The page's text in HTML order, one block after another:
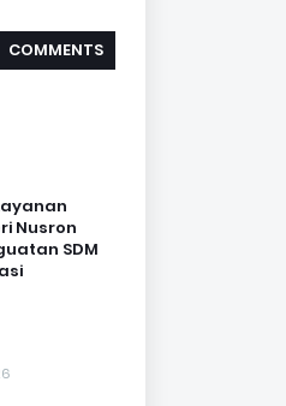
COMMENTS
Nusron
SDM